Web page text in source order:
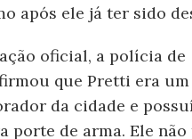
após ele já ter sido
oficial, a polícia de
que Pretti era
da cidade e
porte de arma. Ele